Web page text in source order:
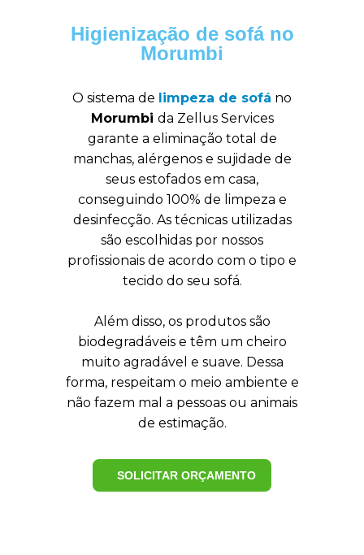
Higienização de sofá no
Morumbi
O sistema de limpeza de sofá no
Morumbi da Zellus Services
garante a eliminação total de
manchas, alérgenos e sujidade de
seus estofados em casa,
conseguindo 100% de limpeza e
desinfecção. As técnicas utilizadas
são escolhidas por nossos
profissionais de acordo com o tipo e
tecido do seu sofá.
Além disso, os produtos são
biodegradáveis e têm um cheiro
muito agradável e suave. Dessa
forma, respeitam o meio ambiente e
não fazem mal a pessoas ou animais
de estimação.
SOLICITAR ORÇAMENTO